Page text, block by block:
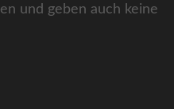
und geben auch keine